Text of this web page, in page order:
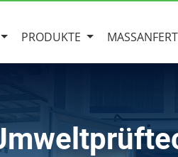
PRODUKTE